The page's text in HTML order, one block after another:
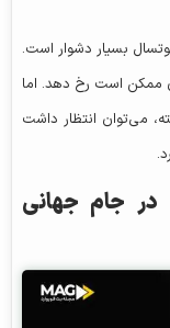
بسیار دشوار است.
ممکن است رخ دهد. اما
می‌توان انتظار داشت
در جام جهانی